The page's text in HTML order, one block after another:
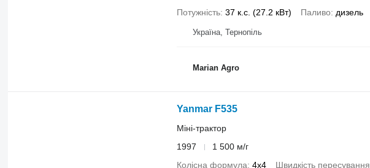
Потужність 37 к.с. (27.2 кВт) Паливо дизель
Україна, Тернопіль
Marian Agro
Yanmar F535
Міні-трактор
1997
1 500 м/г
Колісна формула 4x4 Швидкість пересування